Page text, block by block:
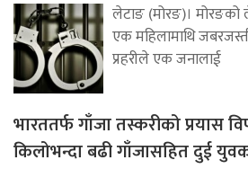
लेटाङ (मोरङ)। मोरङको
एक महिलामाथि
प्रहरीले एक जनालाई
भारततर्फ गाँजा तस्करीको प्रयास
किलोभन्दा बढी गाँजासहित दुई